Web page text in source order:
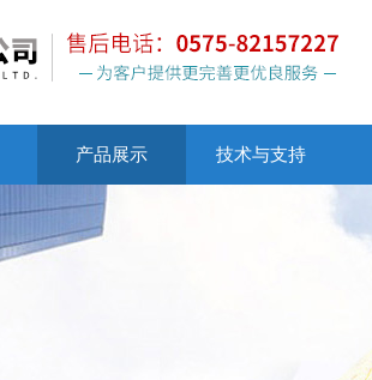
产品展示 技术与支持